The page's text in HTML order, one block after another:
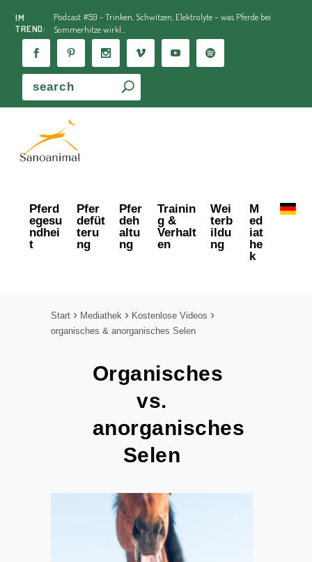
IM
TREND:
Podcast #59 - Trinken, Schwitzen, Elektrolyte – was Pferde bei
Sommerhitze wirkl...
Pferd
egesu
ndhei
t
Pfer
defüt
teru
ng
Pfer
deh
altu
ng
Trainin
g &
Verhalt
en
Wei
terb
ildu
ng
M
ed
iat
he
k
Start Mediathek
Kostenlose Videos
organisches & anorganisches Selen
Organisches
vs.
anorganisches
Selen